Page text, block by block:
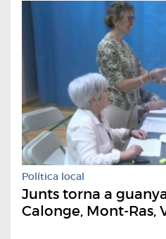
Política local
Junts torna a
Calonge, Mont-Ras,